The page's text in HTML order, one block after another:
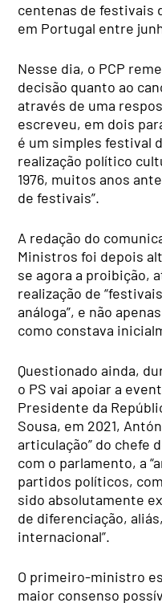
centenas de festivais
em Portugal entre
Nesse dia, o PCP
decisão quanto ao
através de uma
escreveu, em dois
é um simples festival
realização político
1976, muitos anos
de festivais”.
A redação do
Ministros foi depois
se agora a proibição,
realização de
análoga”, e não
como constava
Questionado ainda,
o PS vai apoiar a
Presidente da
Sousa, em 2021,
articulação” do chefe
com o parlamento, a
partidos políticos,
sido absolutamente
de diferenciação,
internacional”.
O primeiro-ministro
maior consenso